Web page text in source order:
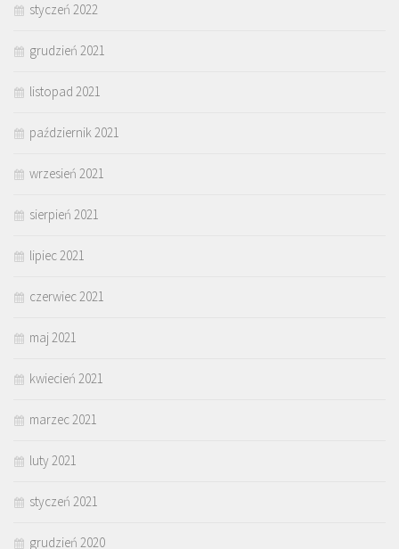
styczeń 2022
grudzień 2021
listopad 2021
październik 2021
wrzesień 2021
sierpień 2021
lipiec 2021
czerwiec 2021
maj 2021
kwiecień 2021
marzec 2021
luty 2021
styczeń 2021
grudzień 2020